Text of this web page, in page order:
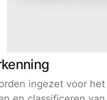
ingezet voor het